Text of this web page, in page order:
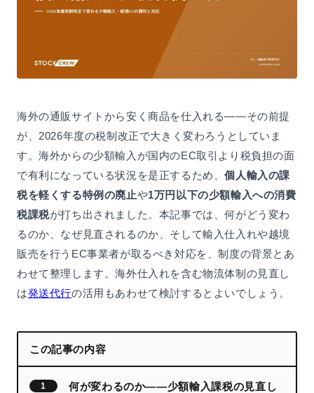
海外の通販サイトから安く商品を仕入れる——その前提
が、2026年度の税制改正で大きく変わろうとしていま
す。海外からの少額輸入が国内のEC取引より税負担の面
で有利になっている状況を是正するため、個人輸入の課
税を軽くする特例の廃止や1万円以下の少額輸入への消費
税課税が打ち出されました。本記事では、何がどう変わ
るのか、なぜ見直されるのか、そして輸入仕入れや越境
販売を行うEC事業者が取るべき対応を、制度の背景とあ
わせて整理します。海外仕入れを含む物流体制の見直し
は発送代行の活用もあわせて検討するとよいでしょう。
この記事の内容
何が変わるのか——少額輸入課税の見直し